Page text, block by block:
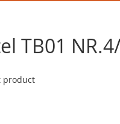
TB01
product